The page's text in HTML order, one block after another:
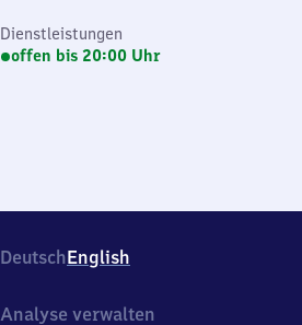
Dienstleistungen
offen bis 20:00 Uhr
DeutschEnglish
Analyse verwalten